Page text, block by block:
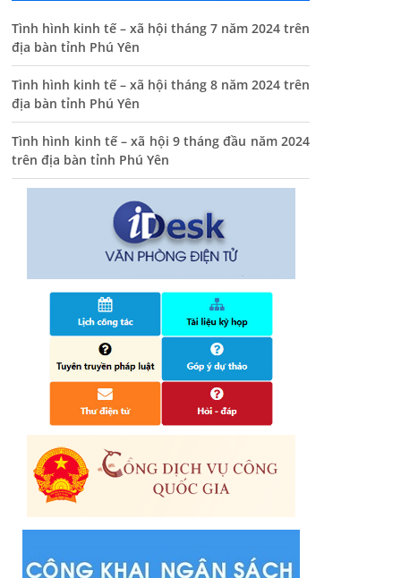
Thông báo lịch tiếp công dân định kỳ của Chủ
tịch UBND xã tháng 11/2025
01/11/2025
THÔNG BÁO Niêm yết danh mục dịch vụ công
trực tuyến toàn trình trên Hệ thống thông
tin giải quyết thủ tục hành chính tỉnh Phú
Yên
14/10/2024
Tình hình kinh tế – xã hội tháng 7 năm 2024 trên
địa bàn tỉnh Phú Yên
Tình hình kinh tế – xã hội tháng 8 năm 2024 trên
địa bàn tỉnh Phú Yên
Tình hình kinh tế – xã hội 9 tháng đầu năm 2024
trên địa bàn tỉnh Phú Yên